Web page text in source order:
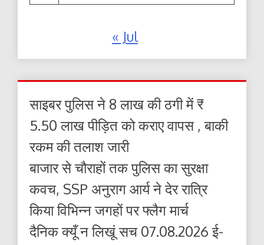
« Jul
साइबर पुलिस ने 8 लाख की ठगी में ₹
5.50 लाख पीड़ित को कराए वापस , बाकी
रकम की तलाश जारी
बाजार से चौराहों तक पुलिस का सुरक्षा
कवच, SSP अनुराग आर्य ने देर रात्रि
किया विभिन्न जगहों पर फ्लैग मार्च
दैनिक क्यूँ न लिखूं सच 07.08.2026 ई-